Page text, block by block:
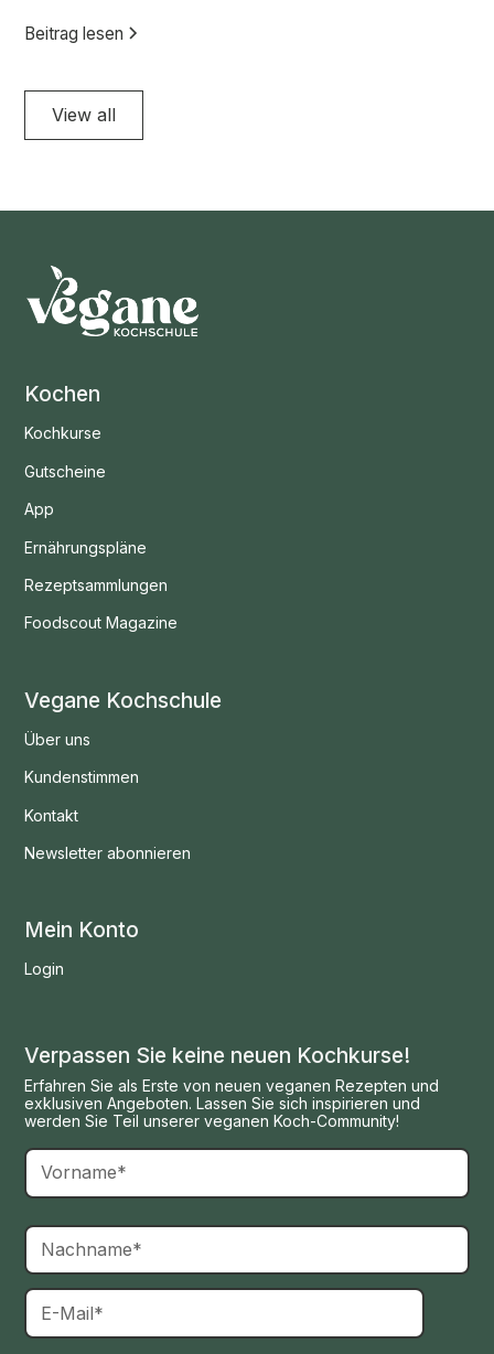
Beitrag lesen
View all
Kochen
Kochkurse
Gutscheine
App
Ernährungspläne
Rezeptsammlungen
Foodscout Magazine
Vegane Kochschule
Über uns
Kundenstimmen
Kontakt
Newsletter abonnieren
Mein Konto
Login
Verpassen Sie keine neuen Kochkurse!
Erfahren Sie als Erste von neuen veganen Rezepten und
exklusiven Angeboten. Lassen Sie sich inspirieren und
werden Sie Teil unserer veganen Koch-Community!